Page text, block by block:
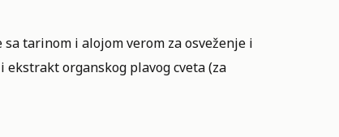
tarinom i alojom verom za osveženje i
organskog plavog cveta (za